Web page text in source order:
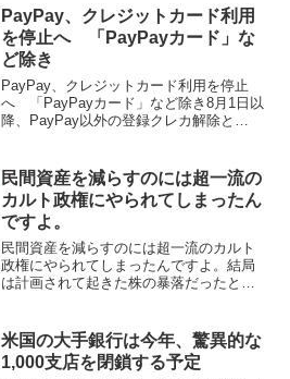
端な状態になっている」と日々少し感じ
たりするのですけれど、国...
PayPay、クレジットカード利用
を停止へ 「PayPayカード」な
ど除き
PayPay、クレジットカード利用を停止
へ 「PayPayカード」など除き8月1日以
降、PayPay以外の登録クレカ解除と
「PayPay」は5月1日、クレジット...
民間資産を減らすのには超一流の
カルト政権にやられてしまったん
ですよ。
民間資産を減らすのには超一流のカルト
政権にやられてしまったんですよ。結局
は計画されて起きた株の暴落だったとい
ることを鵜呑みにしてやると、こういう
結果を惹き起こすことは、...
米国の大手銀行は今年、驚異的な
1,000支店を閉鎖する予定